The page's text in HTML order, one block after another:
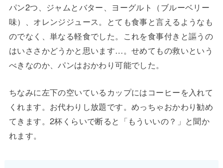
パン2つ、ジャムとバター、ヨーグルト（ブルーベリー
味）、オレンジジュース。とても食事と言えるようなも
のでなく、単なる軽食でした。これを食事付きと謳うの
はいささかどうかと思います…。せめてもの救いという
べきなのか、パンはおかわり可能でした。
ちなみに左下の空いているカップにはコーヒーを入れて
くれます。お代わりし放題です。めっちゃおかわり勧め
てきます。2杯くらいで断ると「もういいの？」と聞か
れます。